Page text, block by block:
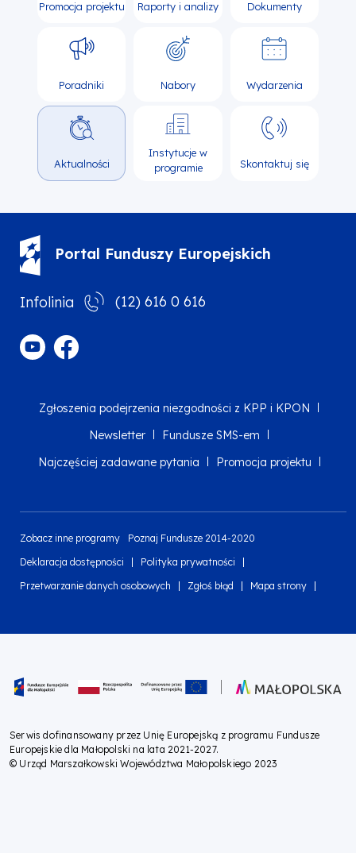
Promocja projektu Raporty i analizy Dokumenty
Poradniki Nabory Wydarzenia
Aktualności
Instytucje w
programie
Skontaktuj się
Portal Funduszy Europejskich
Infolinia (12) 616 0 616
Zgłoszenia podejrzenia niezgodności z KPP i KPON
Newsletter
Fundusze SMS-em
Najczęściej zadawane pytania
Promocja projektu
Zobacz inne programy
Poznaj Fundusze 2014-2020
Deklaracja dostępności
Polityka prywatności
Przetwarzanie danych osobowych
Zgłoś błąd Mapa strony
Serwis dofinansowany przez Unię Europejską z programu Fundusze
Europejskie dla Małopolski na lata 2021-2027.
© Urząd Marszałkowski Województwa Małopolskiego 2023